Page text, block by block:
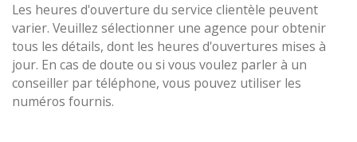
Les heures d'ouverture du service clientèle peuvent
varier. Veuillez sélectionner une agence pour obtenir
tous les détails, dont les heures d'ouvertures mises à
jour. En cas de doute ou si vous voulez parler à un
conseiller par téléphone, vous pouvez utiliser les
numéros fournis.